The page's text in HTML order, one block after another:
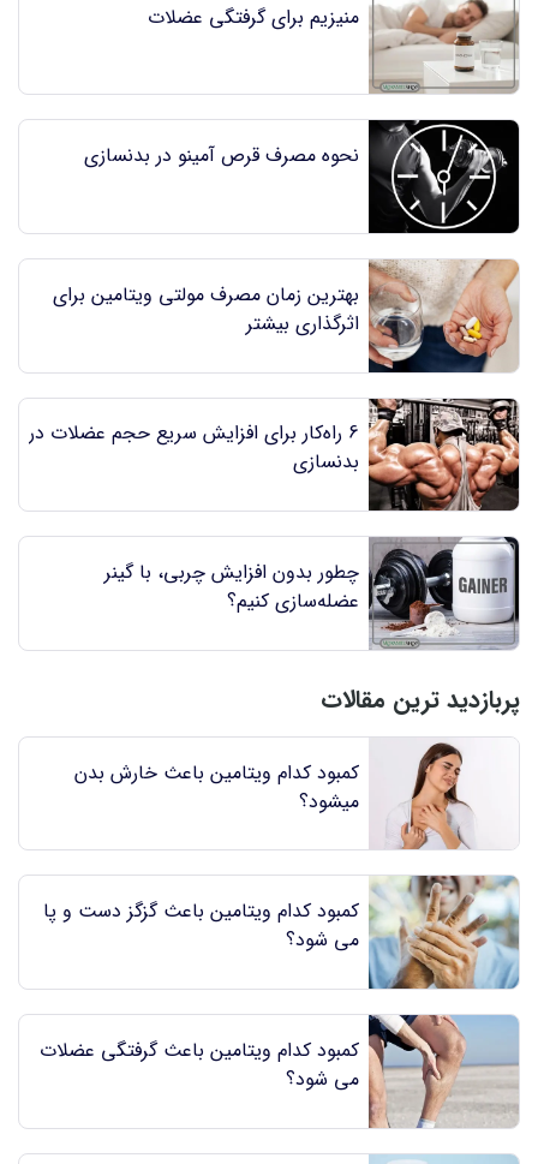
منیزیم برای گرفتگی عضلات
نحوه مصرف قرص آمینو در بدنسازی
بهترین زمان مصرف مولتی ویتامین برای
اثرگذاری بیشتر
6 راه‌کار برای افزایش سریع حجم عضلات در
بدنسازی
چطور بدون افزایش چربی، با گینر
عضله‌سازی کنیم؟
پربازدید ترین مقالات
کمبود کدام ویتامین باعث خارش بدن
میشود؟
کمبود کدام ویتامین باعث گزگز دست و پا
می شود؟
کمبود کدام ویتامین باعث گرفتگی عضلات
می شود؟